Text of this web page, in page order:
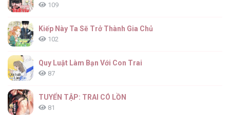
109
Kiếp Này Ta Sẽ Trở Thành Gia Chủ
102
Quy Luật Làm Bạn Với Con Trai
87
TUYỂN TẬP: TRAI CÓ LỒN
81